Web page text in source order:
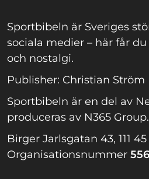
Sportbibeln är Sveriges
sociala medier – här får
och nostalgi.
Publisher: Christian Ström
Sportbibeln är en del av
produceras av N365 Group.
Birger Jarlsgatan 43, 111
Organisationsnummer